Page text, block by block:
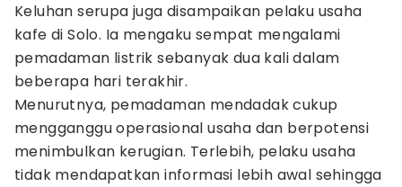
Keluhan serupa juga disampaikan pelaku usaha
kafe di Solo. Ia mengaku sempat mengalami
pemadaman listrik sebanyak dua kali dalam
beberapa hari terakhir.
Menurutnya, pemadaman mendadak cukup
mengganggu operasional usaha dan berpotensi
menimbulkan kerugian. Terlebih, pelaku usaha
tidak mendapatkan informasi lebih awal sehingga